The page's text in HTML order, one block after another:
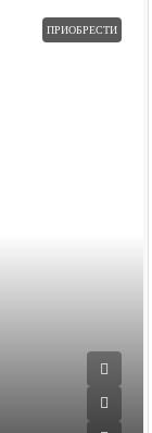
ПРИОБРЕСТИ